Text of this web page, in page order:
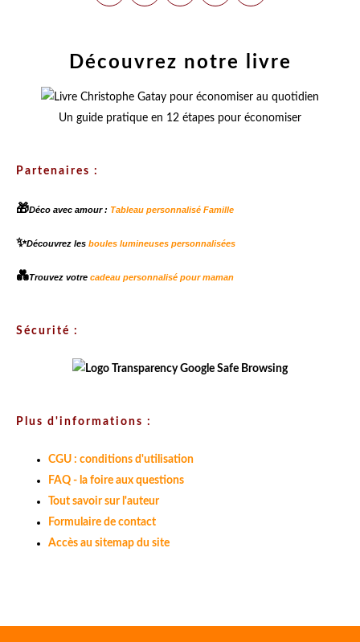
Découvrez notre livre
Un guide pratique en 12 étapes pour économiser
Partenaires :
🎁Déco avec amour : Tableau personnalisé Famille
✨Découvrez les boules lumineuses personnalisées
💑Trouvez votre cadeau personnalisé pour maman
Sécurité :
Plus d'informations :
CGU : conditions d'utilisation
FAQ - la foire aux questions
Tout savoir sur l'auteur
Formulaire de contact
Accès au sitemap du site